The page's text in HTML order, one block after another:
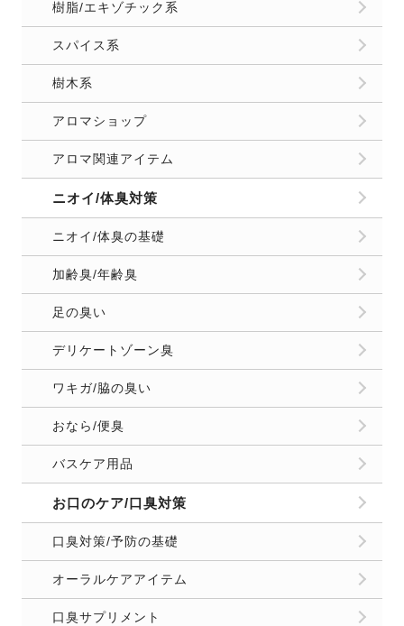
樹脂/エキゾチック系
スパイス系
樹木系
アロマショップ
アロマ関連アイテム
ニオイ/体臭対策
ニオイ/体臭の基礎
加齢臭/年齢臭
足の臭い
デリケートゾーン臭
ワキガ/脇の臭い
おなら/便臭
バスケア用品
お口のケア/口臭対策
口臭対策/予防の基礎
オーラルケアアイテム
口臭サプリメント